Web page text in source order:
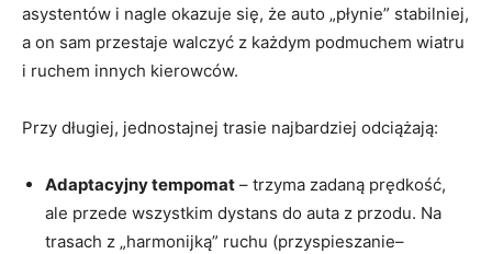
asystentów i nagle okazuje się, że auto „płynie” stabilniej,
a on sam przestaje walczyć z każdym podmuchem wiatru
i ruchem innych kierowców.
Przy długiej, jednostajnej trasie najbardziej odciążają:
Adaptacyjny tempomat – trzyma zadaną prędkość,
ale przede wszystkim dystans do auta z przodu. Na
trasach z „harmonijką” ruchu (przyspieszanie–